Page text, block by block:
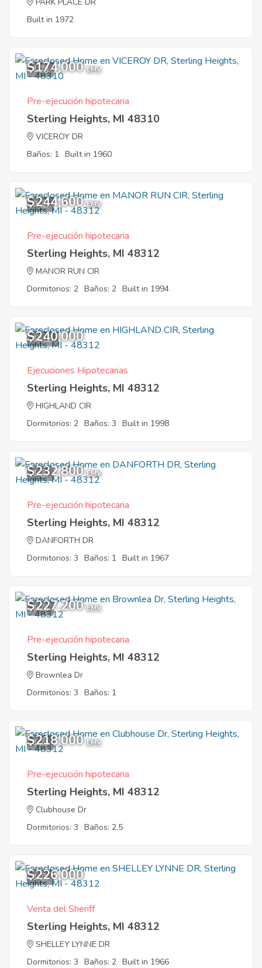
Built in 1972
1
$174,000 EMV
Pre-ejecución hipotecaria
Sterling Heights, MI 48310
VICEROY DR
Baños: 1 Built in 1960
9
$244,600 EMV
Pre-ejecución hipotecaria
Sterling Heights, MI 48312
MANOR RUN CIR
Dormitorios: 2 Baños: 2 Built in 1994
12
$240,000
Ejecuciones Hipotecarias
Sterling Heights, MI 48312
HIGHLAND CIR
Dormitorios: 2 Baños: 3 Built in 1998
1
$232,800 EMV
Pre-ejecución hipotecaria
Sterling Heights, MI 48312
DANFORTH DR
Dormitorios: 3 Baños: 1 Built in 1967
1
$227,200 EMV
Pre-ejecución hipotecaria
Sterling Heights, MI 48312
Brownlea Dr
Dormitorios: 3 Baños: 1
1
$218,000 EMV
Pre-ejecución hipotecaria
Sterling Heights, MI 48312
Clubhouse Dr
Dormitorios: 3 Baños: 2.5
1
$226,000
Venta del Sheriff
Sterling Heights, MI 48312
SHELLEY LYNNE DR
Dormitorios: 3 Baños: 2 Built in 1966